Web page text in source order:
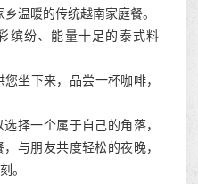
温暖的传统越南家庭餐。
缤纷、能量十足的泰式料
坐下来，品尝一杯咖啡，
择一个属于自己的角落，
与朋友共度轻松的夜晚，
。